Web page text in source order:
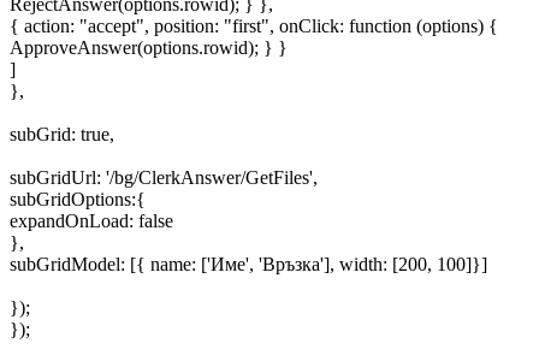
RejectAnswer(options.rowid); } },
{ action: "accept", position: "first", onClick: function (options) {
ApproveAnswer(options.rowid); } }
]
},
subGrid: true,
subGridUrl: '/bg/ClerkAnswer/GetFiles',
subGridOptions:{
expandOnLoad: false
},
subGridModel: [{ name: ['Име', 'Връзка'], width: [200, 100]}]
});
});